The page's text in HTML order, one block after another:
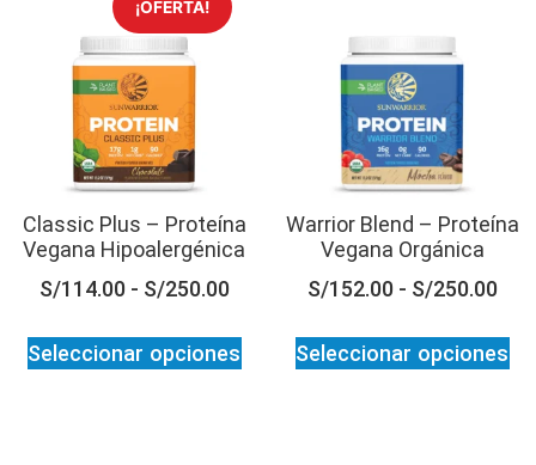
¡OFERTA!
Classic Plus – Proteína
Vegana Hipoalergénica
S/114.00 - S/250.00
Seleccionar opciones
Warrior Blend – Proteína
Vegana Orgánica
S/152.00 - S/250.00
Seleccionar opciones